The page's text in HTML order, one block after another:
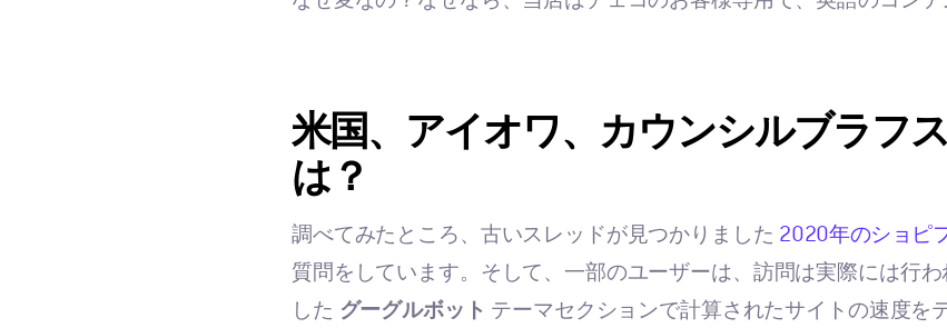
米国、アイオワ、カウンシルブラフ
は？
調べてみたところ、古いスレッドが見つかりました 2020年のショピ
質問をしています。そして、一部のユーザーは、訪問は実際には行
した グーグルボット テーマセクションで計算されたサイトの速度を